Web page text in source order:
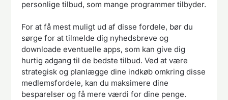
personlige tilbud, som mange programmer tilbyder.
For at få mest muligt ud af disse fordele, bør du
sørge for at tilmelde dig nyhedsbreve og
downloade eventuelle apps, som kan give dig
hurtig adgang til de bedste tilbud. Ved at være
strategisk og planlægge dine indkøb omkring disse
medlemsfordele, kan du maksimere dine
besparelser og få mere værdi for dine penge.